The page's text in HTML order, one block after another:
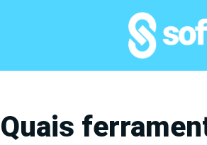
Quais